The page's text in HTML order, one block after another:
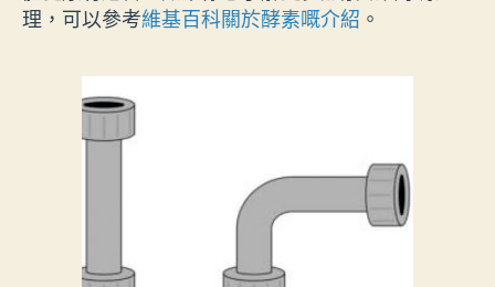
理，可以參考維基百科關於酵素嘅介紹 。